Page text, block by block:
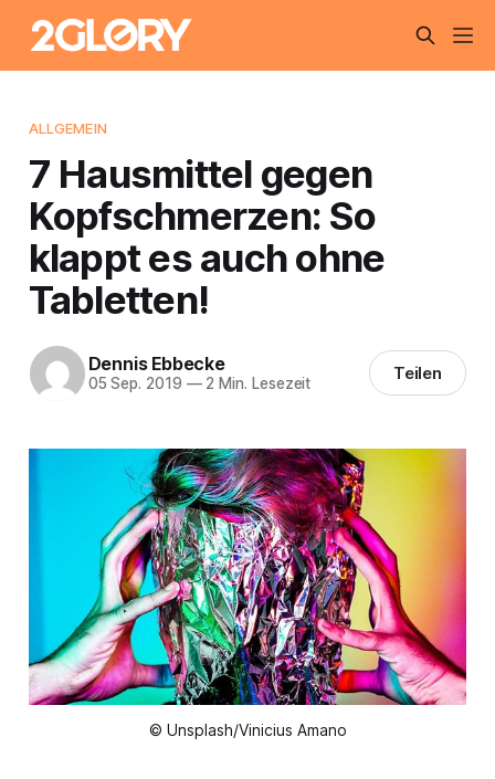
ALLGEMEIN
7 Hausmittel gegen
Kopfschmerzen: So
klappt es auch ohne
Tabletten!
Dennis Ebbecke
05 Sep. 2019 —2 Min. Lesezeit Teilen
© Unsplash/Vinicius Amano